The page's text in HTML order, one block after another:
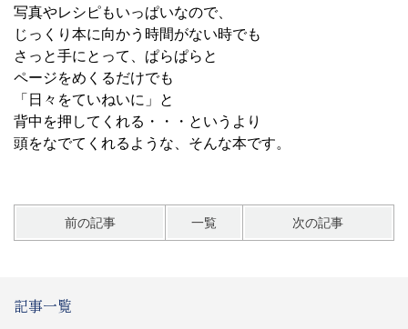
写真やレシピもいっぱいなので、
じっくり本に向かう時間がない時でも
さっと手にとって、ぱらぱらと
ページをめくるだけでも
「日々をていねいに」と
背中を押してくれる・・・というより
頭をなでてくれるような、そんな本です。
前の記事 一覧 次の記事
記事一覧